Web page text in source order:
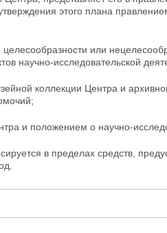
этого плана
или
научно-исследовательской
коллекции Центра и
и положением о научно-
в пределах средств,